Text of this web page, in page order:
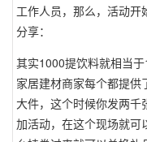
工作人员，那么，活动
分享：
其实1000提饮料就相当
家居建材商家每个都提
大件，这个时候你发两千
加活动，在这个现场就可